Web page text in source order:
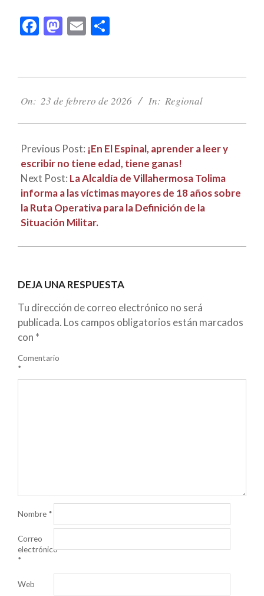
Facebook
Mastodon
Email
02-
On: 23 de febrero de 2026 In: Regional
Previous Post: ¡En El Espinal, aprender a leer y
escribir no tiene edad, tiene ganas!
Next Post: La Alcaldía de Villahermosa Tolima
informa a las víctimas mayores de 18 años sobre
la Ruta Operativa para la Definición de la
Situación Militar.
DEJA UNA RESPUESTA
Tu dirección de correo electrónico no será
publicada. Los campos obligatorios están marcados
con *
Comentario
*
Nombre *
Correo
electrónico
*
Web